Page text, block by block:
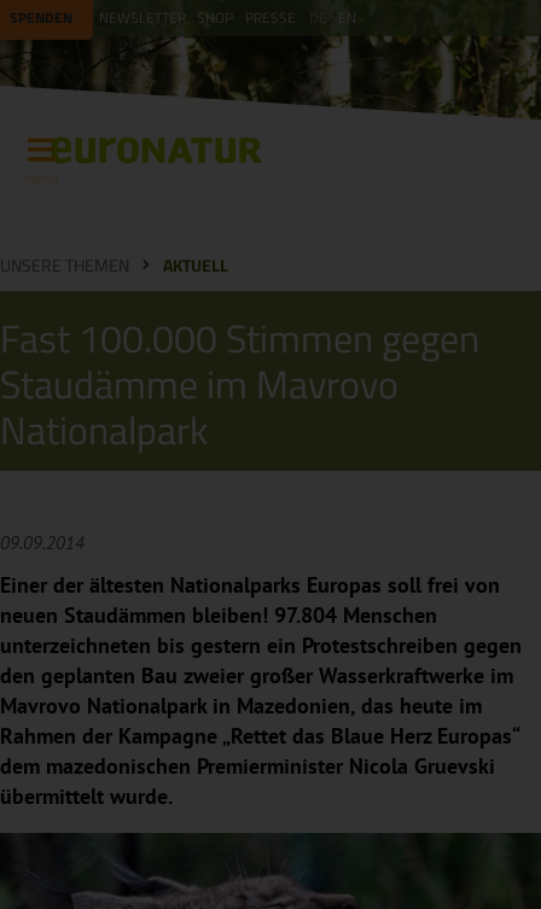
SPENDEN NEWSLETTER SHOP PRESSE EN
UNSERE THEMEN AKTUELL
Fast 100.000 Stimmen gegen
Staudämme im Mavrovo
Nationalpark
09.09.2014
Einer der ältesten Nationalparks Europas soll frei von
neuen Staudämmen bleiben! 97.804 Menschen
unterzeichneten bis gestern ein Protestschreiben gegen
den geplanten Bau zweier großer Wasserkraftwerke im
Mavrovo Nationalpark in Mazedonien, das heute im
Rahmen der Kampagne „Rettet das Blaue Herz Europas“
dem mazedonischen Premierminister Nicola Gruevski
übermittelt wurde.